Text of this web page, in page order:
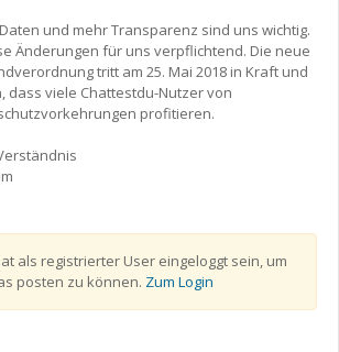
und mehr Transparenz sind uns wichtig.
Änderungen für uns verpflichtend. Die neue
tritt am 25. Mai 2018 in Kraft und
dass viele Chattestdu-Nutzer von
profitieren.
als registrierter User eingeloggt sein, um
posten zu können. Zum Login